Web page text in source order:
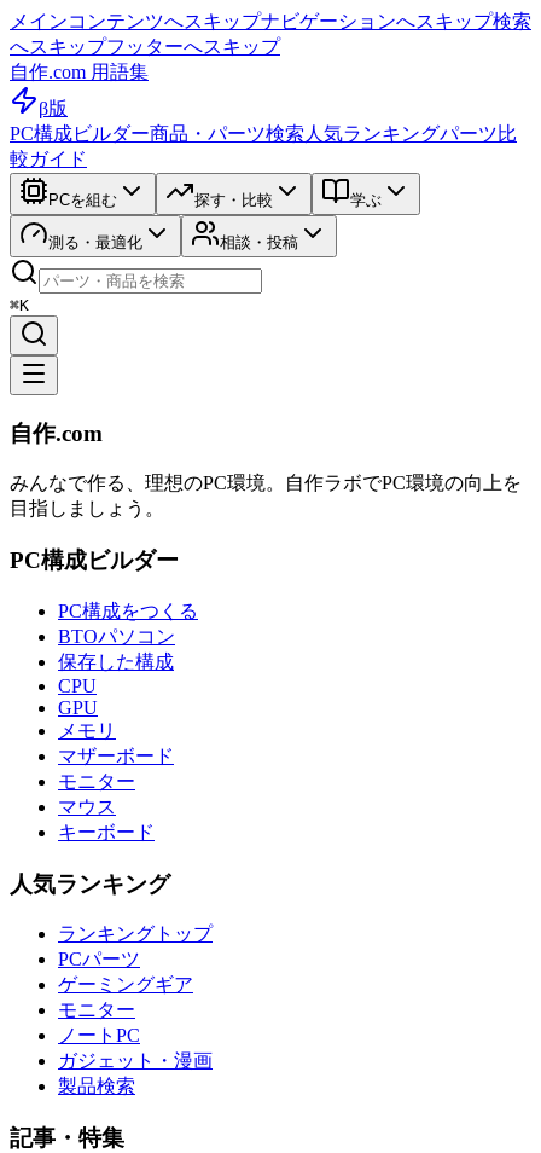
メインコンテンツへスキップナビゲーションへスキップ検索
へスキップフッターへスキップ
自作.com 用語集
β版
PC構成ビルダー商品・パーツ検索 人気ランキングパーツ比
較ガイド
PCを組む 探す・比較 学ぶ
測る・最適化 相談・投稿
⌘K
自作.com
みんなで作る、理想のPC環境。 自作ラボでPC環境の向上を
目指しましょう。
PC構成ビルダー
PC構成をつくる
BTOパソコン
保存した構成
CPU
GPU
メモリ
マザーボード
モニター
マウス
キーボード
人気ランキング
ランキングトップ
PCパーツ
ゲーミングギア
モニター
ノートPC
ガジェット・漫画
製品検索
記事・特集